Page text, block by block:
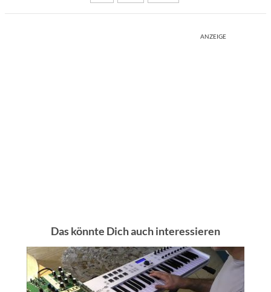
ANZEIGE
Das könnte Dich auch interessieren